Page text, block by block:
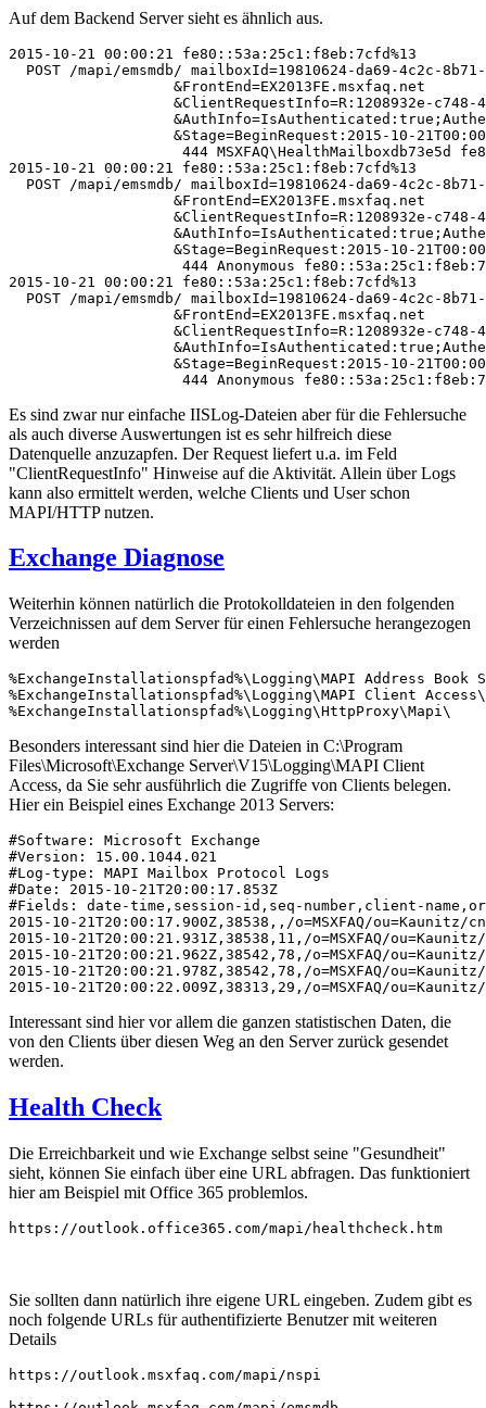
Auf dem Backend Server sieht es ähnlich aus.
2015-10-21 00:00:21 fe80::53a:25c1:f8eb:7cfd%13
POST /mapi/emsmdb/ mailboxId=19810624-da69-4c2c-
                   &FrontEnd=EX2013FE.msxfaq.net
&ClientRequestInfo=R:1208932e-
&Stage=BeginRequest:2015-10-
444 MSXFAQ\HealthMailboxdb73e5d
2015-10-21 00:00:21 fe80::53a:25c1:f8eb:7cfd%13
POST /mapi/emsmdb/ mailboxId=19810624-da69-4c2c-
                   &FrontEnd=EX2013FE.msxfaq.net
&ClientRequestInfo=R:1208932e-
&Stage=BeginRequest:2015-10-
444 Anonymous
2015-10-21 00:00:21 fe80::53a:25c1:f8eb:7cfd%13
POST /mapi/emsmdb/ mailboxId=19810624-da69-4c2c-
                   &FrontEnd=EX2013FE.msxfaq.net
&ClientRequestInfo=R:1208932e-
&Stage=BeginRequest:2015-10-
444 Anonymous
Es sind zwar nur einfache IISLog-Dateien aber für die Fehlersuche
als auch diverse Auswertungen ist es sehr hilfreich diese
Datenquelle anzuzapfen. Der Request liefert u.a. im Feld
"ClientRequestInfo" Hinweise auf die Aktivität. Allein über Logs
kann also ermittelt werden, welche Clients und User schon
MAPI/HTTP nutzen.
Exchange Diagnose
Weiterhin können natürlich die Protokolldateien in den folgenden
Verzeichnissen auf dem Server für einen Fehlersuche herangezogen
werden
%ExchangeInstallationspfad%\Logging\MAPI Address Book
%ExchangeInstallationspfad%\Logging\MAPI Client Access\
Besonders interessant sind hier die Dateien in C:\Program
Files\Microsoft\Exchange Server\V15\Logging\MAPI Client
Access, da Sie sehr ausführlich die Zugriffe von Clients belegen.
Hier ein Beispiel eines Exchange 2013 Servers:
#Software: Microsoft Exchange
#Version: 15.00.1044.021
#Log-type: MAPI Mailbox Protocol Logs
#Date: 2015-10-21T20:00:17.853Z
#Fields: date-time,session-id,seq-number,client-
2015-10-21T20:00:17.900Z,38538,,/o=MSXFAQ/
2015-10-21T20:00:21.931Z,38538,11,/o=MSXFAQ/
2015-10-21T20:00:21.962Z,38542,78,/o=MSXFAQ/
2015-10-21T20:00:21.978Z,38542,78,/o=MSXFAQ/
2015-10-21T20:00:22.009Z,38313,29,/o=MSXFAQ/
Interessant sind hier vor allem die ganzen statistischen Daten, die
von den Clients über diesen Weg an den Server zurück gesendet
werden.
Health Check
Die Erreichbarkeit und wie Exchange selbst seine "Gesundheit"
sieht, können Sie einfach über eine URL abfragen. Das funktioniert
hier am Beispiel mit Office 365 problemlos.
https://outlook.office365.com/mapi/healthcheck.htm
Sie sollten dann natürlich ihre eigene URL eingeben. Zudem gibt es
noch folgende URLs für authentifizierte Benutzer mit weiteren
Details
https://outlook.msxfaq.com/mapi/nspi